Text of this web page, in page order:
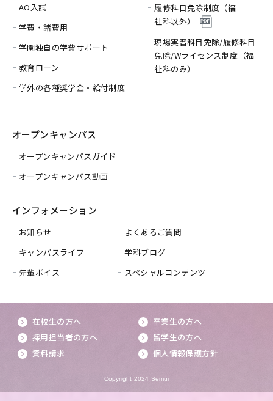
AO入試
学費・諸費用
学園独自の学費サポート
教育ローン
学外の各種奨学金・給付制度
履修科目免除制度（福
祉科以外）
現場実習科目免除/履修科目
免除/Wライセンス制度（福
祉科のみ）
オープンキャンパス
オープンキャンパスガイド
オープンキャンパス動画
インフォメーション
お知らせ
キャンパスライフ
先輩ボイス
よくあるご質問
学科ブログ
スペシャルコンテンツ
在校生の方へ
卒業生の方へ
採用担当者の方へ
留学生の方へ
資料請求
個人情報保護方針
Copyright 2024 Semui